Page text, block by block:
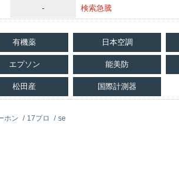
- 検索急騰
有機薬 日本空調
エプソン 能美防
松田産 国際計測器
ホン 17プロ se